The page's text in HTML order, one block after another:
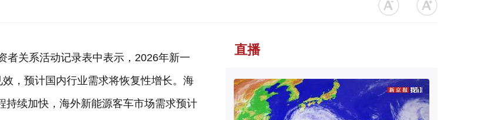
者关系活动记录表中表示，2026年新一
，预计国内行业需求将恢复性增长。海
续加快，海外新能源客车市场需求预计
直播